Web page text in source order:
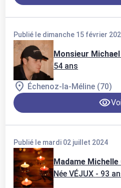
Publié le dimanche 15 février
Monsieur Michael
54 ans
Échenoz-la-Méline (70)
Publié le mardi 02 juillet 2024
Madame Michelle
Née VÉJUX - 93